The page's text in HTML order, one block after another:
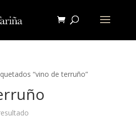
“vino de terruño”